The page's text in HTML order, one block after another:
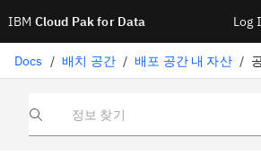
IBM Cloud Pak for Data Log
Docs / 배치 공간 / 배포 공간 내 자산 /
정보 찾기